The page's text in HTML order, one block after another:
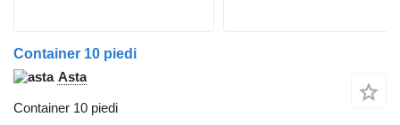
Container 10 piedi
Asta
Container 10 piedi